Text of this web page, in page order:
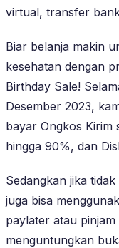
virtual, transfer
Biar belanja makin
kesehatan dengan
Birthday Sale!
Desember 2023,
bayar Ongkos Kirim
hingga 90%, dan
Sedangkan jika
juga bisa
paylater atau
menguntungkan